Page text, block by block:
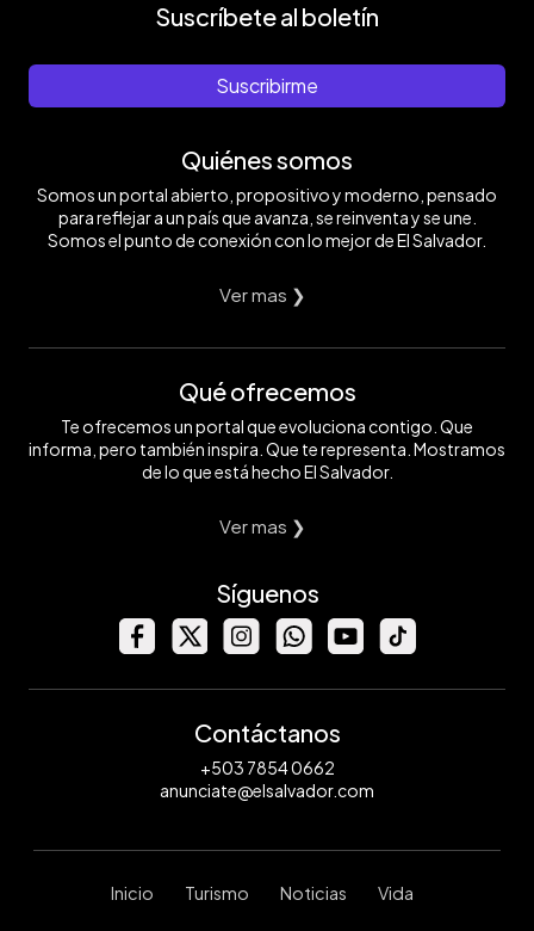
Suscríbete al boletín
Suscribirme
Quiénes somos
Somos un portal abierto, propositivo y moderno, pensado
para reflejar a un país que avanza, se reinventa y se une.
Somos el punto de conexión con lo mejor de El Salvador.
Ver mas ❯
Qué ofrecemos
Te ofrecemos un portal que evoluciona contigo. Que
informa, pero también inspira. Que te representa. Mostramos
de lo que está hecho El Salvador.
Ver mas ❯
Síguenos
Contáctanos
+503 7854 0662
anunciate@elsalvador.com
Inicio Turismo Noticias Vida